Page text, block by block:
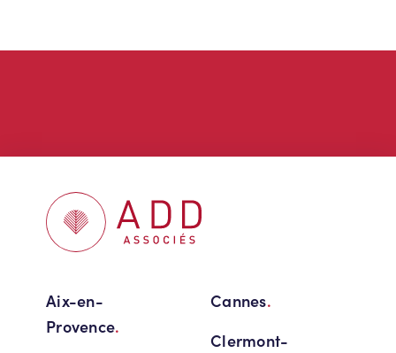
Aix-en-
Provence.
Cannes.
Clermont-